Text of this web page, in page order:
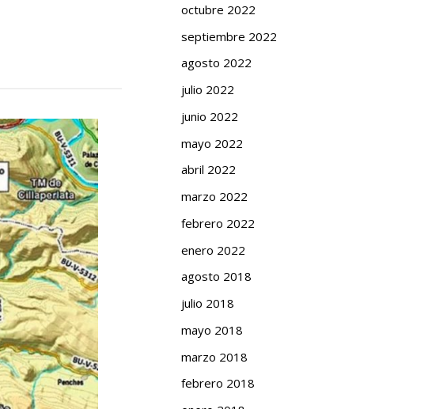
octubre 2022
septiembre 2022
agosto 2022
julio 2022
junio 2022
mayo 2022
abril 2022
marzo 2022
febrero 2022
enero 2022
agosto 2018
julio 2018
mayo 2018
marzo 2018
febrero 2018